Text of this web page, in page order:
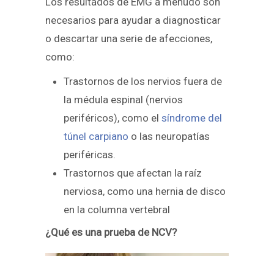
necesarios para ayudar a diagnosticar
o descartar una serie de afecciones,
como:
Trastornos de los nervios fuera de
la médula espinal (nervios
periféricos), como el síndrome del
túnel carpiano o las neuropatías
periféricas.
Trastornos que afectan la raíz
nerviosa, como una hernia de disco
en la columna vertebral
¿Qué es una prueba de NCV?